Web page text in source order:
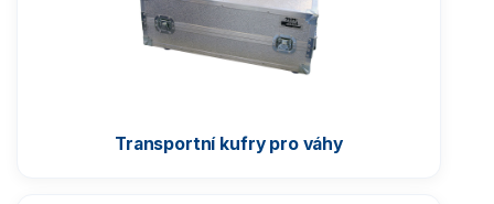
Transportní kufry pro váhy